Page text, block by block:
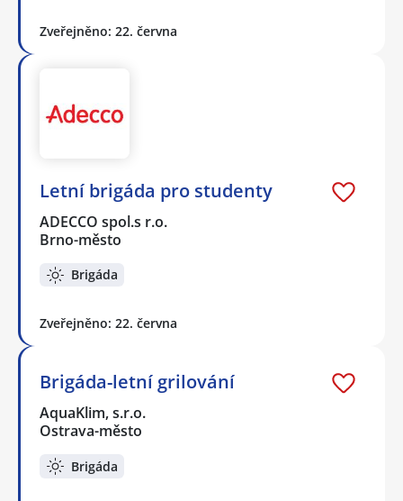
Zveřejněno: 22. června
Letní brigáda pro studenty
ADECCO spol.s r.o.
Brno-město
Brigáda
Zveřejněno: 22. června
Brigáda-letní grilování
AquaKlim, s.r.o.
Ostrava-město
Brigáda